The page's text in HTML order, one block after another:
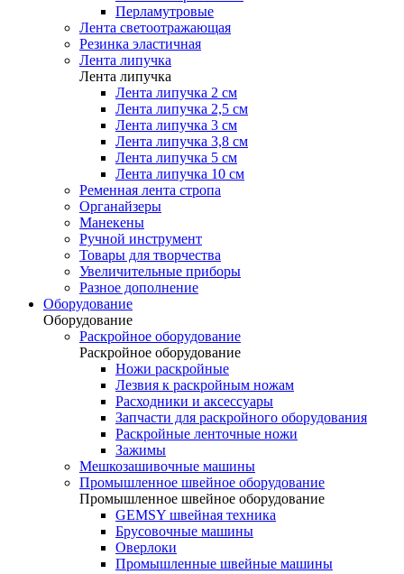
Перламутровые
Лента светоотражающая
Резинка эластичная
Лента липучка
Лента липучка
Лента липучка 2 см
Лента липучка 2,5 см
Лента липучка 3 см
Лента липучка 3,8 см
Лента липучка 5 см
Лента липучка 10 см
Ременная лента стропа
Органайзеры
Манекены
Ручной инструмент
Товары для творчества
Увеличительные приборы
Разное дополнение
Оборудование
Оборудование
Раскройное оборудование
Раскройное оборудование
Ножи раскройные
Лезвия к раскройным ножам
Расходники и аксессуары
Запчасти для раскройного оборудования
Раскройные ленточные ножи
Зажимы
Мешкозашивочные машины
Промышленное швейное оборудование
Промышленное швейное оборудование
GEMSY швейная техника
Брусовочные машины
Оверлоки
Промышленные швейные машины